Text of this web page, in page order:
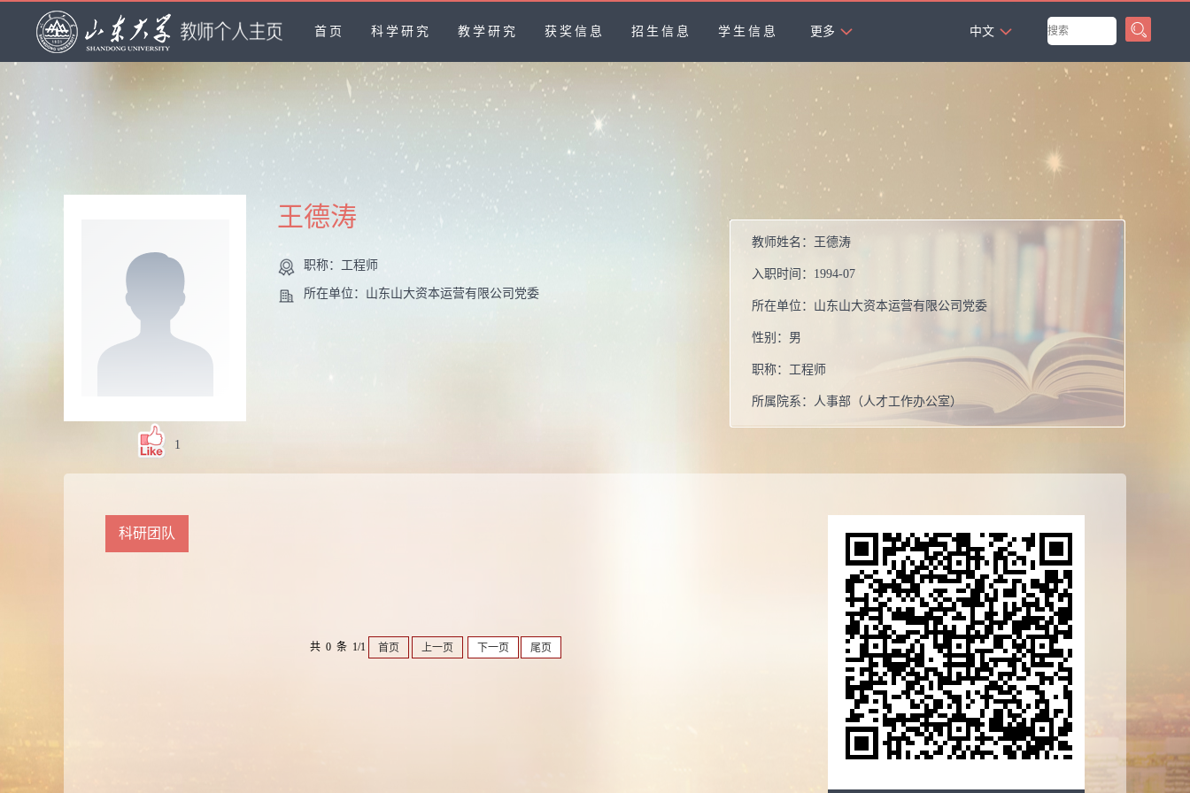
首页 科学研究 教学研究 获奖信息 招生信息 学生信息 更多
中文
1
王德涛
职称：工程师
所在单位：山东山大资本运营有限公司党委
教师姓名： 王德涛
入职时间： 1994-07
所在单位： 山东山大资本运营有限公司党委
性别： 男
职称： 工程师
所属院系： 人事部（人才工作办公室）
科研团队
共 0 条 1/1 首页 上一页 下一页 尾页